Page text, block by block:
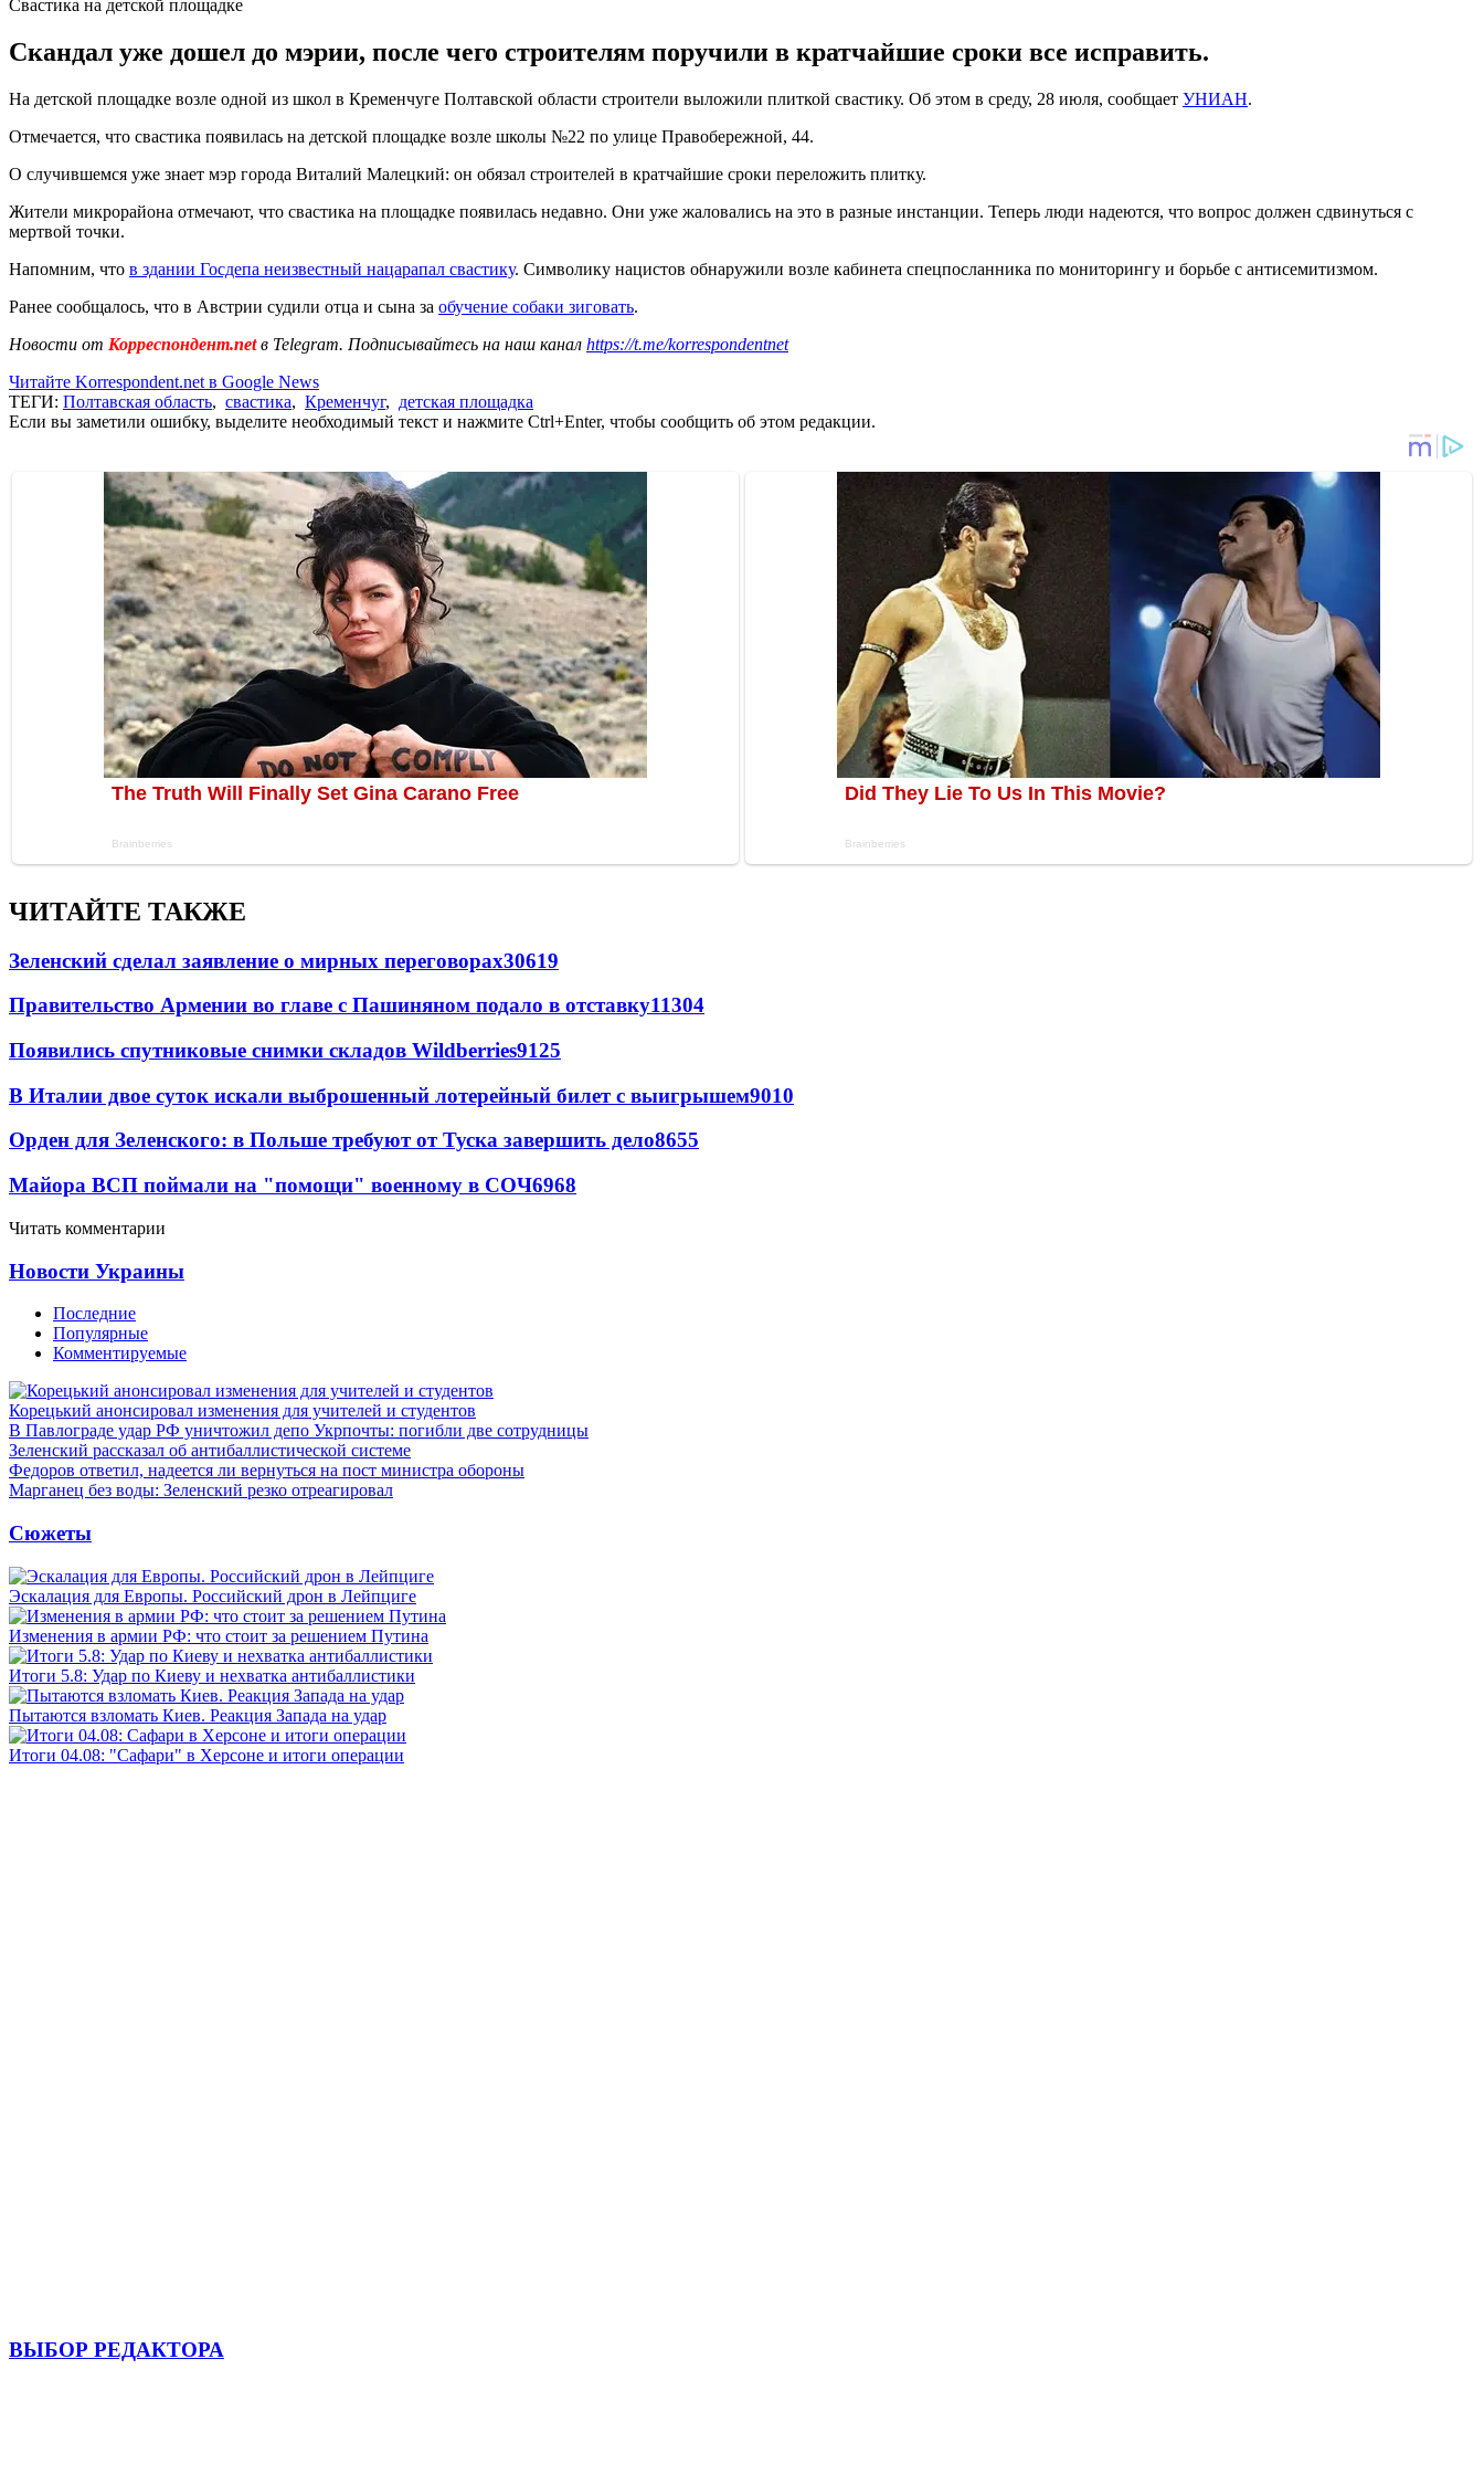
Свастика на детской площадке
Скандал уже дошел до мэрии, после чего строителям поручили в кратчайшие сроки все исправить.
На детской площадке возле одной из школ в Кременчуге Полтавской области строители выложили плиткой свастику. Об этом в среду, 28 июля, сообщает УНИАН.
Отмечается, что свастика появилась на детской площадке возле школы №22 по улице Правобережной, 44.
О случившемся уже знает мэр города Виталий Малецкий: он обязал строителей в кратчайшие сроки переложить плитку.
Жители микрорайона отмечают, что свастика на площадке появилась недавно. Они уже жаловались на это в разные инстанции. Теперь люди надеются, что вопрос должен сдвинуться с
мертвой точки.
Напомним, что в здании Госдепа неизвестный нацарапал свастику. Символику нацистов обнаружили возле кабинета спецпосланника по мониторингу и борьбе с антисемитизмом.
Ранее сообщалось, что в Австрии судили отца и сына за обучение собаки зиговать.
Новости от Корреспондент.netв Telegram. Подписывайтесь на наш канал https://t.me/korrespondentnet
Читайте Korrespondent.net в Google News
ТЕГИ: Полтавская область, свастика, Кременчуг, детская площадка
Если вы заметили ошибку, выделите необходимый текст и нажмите Ctrl+Enter, чтобы сообщить об этом редакции.
ЧИТАЙТЕ ТАКЖЕ
Зеленский сделал заявление о мирных переговорах30619
Правительство Армении во главе с Пашиняном подало в отставку11304
Появились спутниковые снимки складов Wildberries9125
В Италии двое суток искали выброшенный лотерейный билет с выигрышем9010
Орден для Зеленского: в Польше требуют от Туска завершить дело8655
Майора ВСП поймали на "помощи" военному в СОЧ6968
Читать комментарии
Новости Украины
Последние
Популярные
Комментируемые
Корецький анонсировал изменения для учителей и студентов
В Павлограде удар РФ уничтожил депо Укрпочты: погибли две сотрудницы
Зеленский рассказал об антибаллистической системе
Федоров ответил, надеется ли вернуться на пост министра обороны
Марганец без воды: Зеленский резко отреагировал
Сюжеты
Эскалация для Европы. Российский дрон в Лейпциге
Изменения в армии РФ: что стоит за решением Путина
Итоги 5.8: Удар по Киеву и нехватка антибаллистики
Пытаются взломать Киев. Реакция Запада на удар
Итоги 04.08: "Сафари" в Херсоне и итоги операции
ВЫБОР РЕДАКТОРА